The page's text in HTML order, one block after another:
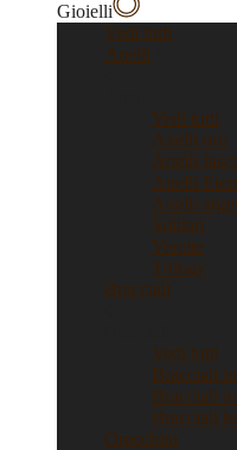
Gioielli
Vedi tutti
Anelli
Vedi tutti
Anelli oro
Anelli
Anelli
Anelli
Solitari
Verette
Trilogy
Bracciali
Vedi tutti
Bracciali
Bracciali
Bracciali
Orecchini